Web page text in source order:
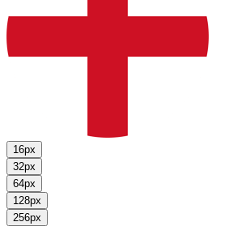
16px
32px
64px
128px
256px